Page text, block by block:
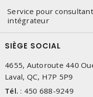
Service pour
intégrateur
SIÈGE SOCIAL
4655, Autoroute 440
Laval, QC, H7P 5P9
Tél. : 450 688-9249